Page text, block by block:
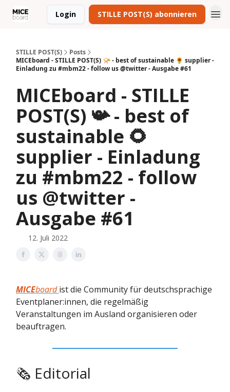
Login STILLE POST(S) abonnieren
STILLE POST(S)
Posts
MICEboard - STILLE POST(S) 📯 - best of sustainable 🌻 supplier -
Einladung zu #mbm22 - follow us @twitter - Ausgabe #61
MICEboard - STILLE
POST(S) 📯 - best of
sustainable 🌻
supplier - Einladung
zu #mbm22 - follow
us @twitter -
Ausgabe #61
12. Juli 2022
MICEboardist die Community für deutschsprachige
Eventplaner:innen, die regelmäßig
Veranstaltungen im Ausland organisieren oder
beauftragen.
🗞 Editorial